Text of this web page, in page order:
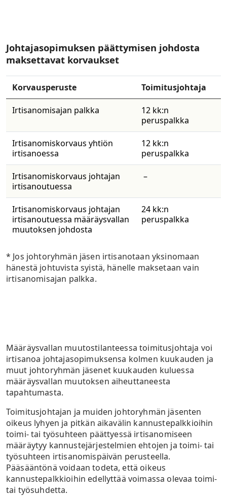
Johtajasopimuksen päättymisen johdosta
maksettavat korvaukset
Korvausperuste Toimitusjohtaja
Irtisanomisajan palkka
12 kk:n
peruspalkka
Irtisanomiskorvaus yhtiön
irtisanoessa
​12 kk:n
peruspalkka
Irtisanomiskorvaus johtajan
irtisanoutuessa
–
​​​Irtisanomiskorvaus johtajan
irtisanoutuessa määräysvallan
muutoksen johdosta
​24 kk:n
peruspalkka
* Jos johtoryhmän jäsen irtisanotaan yksinomaan
hänestä johtuvista syistä, hänelle maksetaan vain
irtisanomisajan palkka.
Määräysvallan muutostilanteessa toimitusjohtaja voi
irtisanoa johtajasopimuksensa kolmen kuukauden ja
muut johtoryhmän jäsenet kuukauden kuluessa
määräysvallan muutoksen aiheuttaneesta
tapahtumasta.
Toimitusjohtajan ja muiden johtoryhmän jäsenten
oikeus lyhyen ja pitkän aikavälin kannustepalkkioihin
toimi- tai työsuhteen päättyessä irtisanomiseen
määräytyy kannustejärjestelmien ehtojen ja toimi- tai
työsuhteen irtisanomispäivän perusteella.
Pääsääntönä voidaan todeta, että oikeus
kannustepalkkioihin edellyttää voimassa olevaa toimi-
tai työsuhdetta.